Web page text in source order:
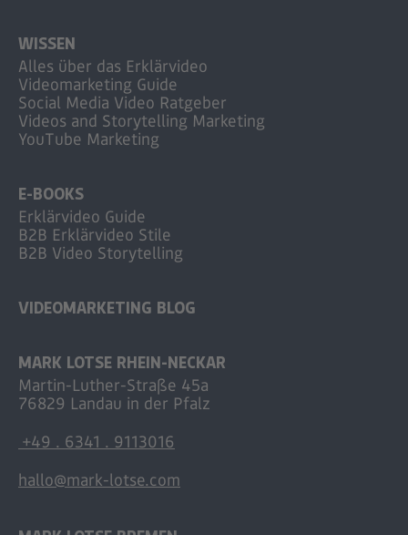
WISSEN
Alles über das Erklärvideo
Videomarketing Guide
Social Media Video Ratgeber
Videos and Storytelling Marketing
YouTube Marketing
E-BOOKS
Erklärvideo Guide
B2B Erklärvideo Stile
B2B Video Storytelling
VIDEOMARKETING BLOG
MARK LOTSE RHEIN-NECKAR
Martin-Luther-Straße 45a
76829 Landau in der Pfalz
+49 . 6341 . 9113016
hallo@mark-lotse.com